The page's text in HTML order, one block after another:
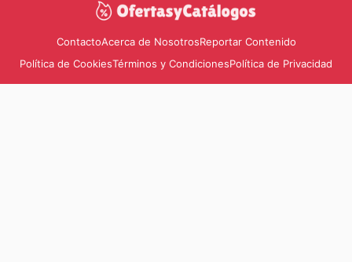
ContactoAcerca de NosotrosReportar Contenido
Política de CookiesTérminos y CondicionesPolítica de Privacidad